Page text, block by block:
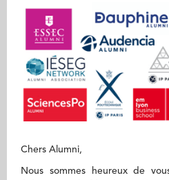
Chers Alumni,
Nous sommes heureux de